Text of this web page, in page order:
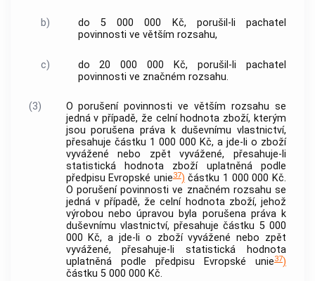
b)
do 5 000 000 Kč, porušil-li pachatel
povinnosti ve větším rozsahu,
c)
do 20 000 000 Kč, porušil-li pachatel
povinnosti ve značném rozsahu.
(3)
O porušení povinnosti ve větším rozsahu se
jedná v případě, že celní hodnota zboží, kterým
jsou porušena práva k duševnímu vlastnictví,
přesahuje částku 1 000 000 Kč, a jde-li o zboží
vyvážené nebo zpět vyvážené, přesahuje-li
statistická hodnota zboží uplatněná podle
předpisu Evropské unie37) částku 1 000 000 Kč.
O porušení povinnosti ve značném rozsahu se
jedná v případě, že celní hodnota zboží, jehož
výrobou nebo úpravou byla porušena práva k
duševnímu vlastnictví, přesahuje částku 5 000
000 Kč, a jde-li o zboží vyvážené nebo zpět
vyvážené, přesahuje-li statistická hodnota
uplatněná podle předpisu Evropské unie37)
částku 5 000 000 Kč.